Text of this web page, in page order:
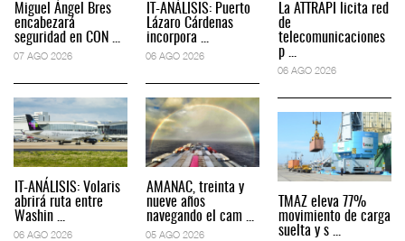
Miguel Ángel Bres
encabezará
seguridad en CON ...
07 AGO 2026
IT-ANÁLISIS: Volaris
abrirá ruta entre
Washin ...
06 AGO 2026
IT-ANÁLISIS: Puerto
Lázaro Cárdenas
incorpora ...
06 AGO 2026
AMANAC, treinta y
nueve años
navegando el cam ...
05 AGO 2026
La ATTRAPI licita red
de
telecomunicaciones
p ...
06 AGO 2026
TMAZ eleva 77%
movimiento de carga
suelta y s ...